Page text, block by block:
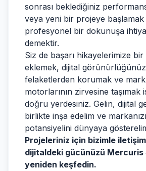
sonrası beklediğiniz
veya yeni bir projeye
profesyonel bir dokunuşa
demektir.
Siz de başarı hikayelerimize bir
eklemek, dijital
felaketlerden korumak ve
motorlarının zirvesine taşımak
doğru yerdesiniz. Gelin, dijital
birlikte inşa edelim ve
potansiyelini dünyaya
Projeleriniz için bizimle
dijitaldeki gücünüzü Mercuris
yeniden keşfedin.